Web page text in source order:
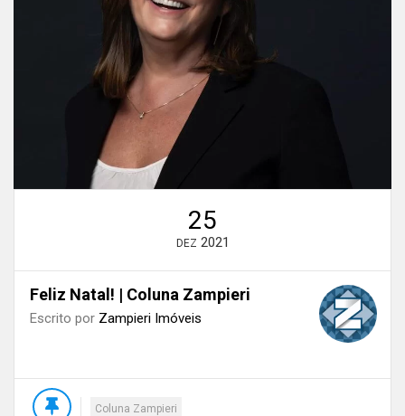
25
DEZ 2021
Feliz Natal! | Coluna Zampieri
Escrito por Zampieri Imóveis
Coluna Zampieri